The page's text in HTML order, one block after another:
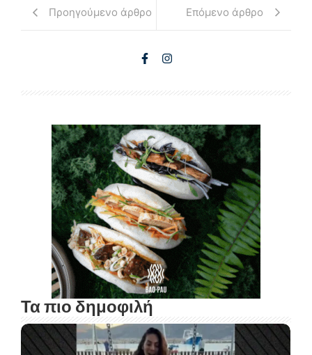
Προηγούμενο άρθρο Επόμενο άρθρο
Τα πιο δημοφιλή